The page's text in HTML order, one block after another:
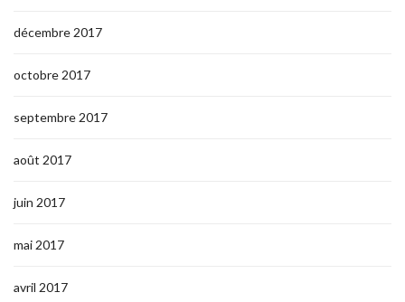
décembre 2017
octobre 2017
septembre 2017
août 2017
juin 2017
mai 2017
avril 2017